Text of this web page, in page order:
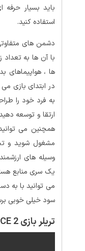
باید بسیار
استفاده کنید.
دشمن های
با آن ها به
ها ، هواپیماهای
در ابتدای بازی
به فرد خود را
ارتقا و توسعه
همچنین می
مشغول شوید و
وسیله های
یک سری منابع
می توانید با به
سود خیلی خوبی
تریلر بازی EVERSPACE 2